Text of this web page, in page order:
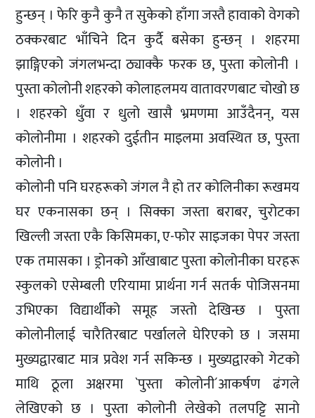
हुन्छन् । फेरि कुनै कुनै त सुकेको हाँगा जस्तै हावाको वेगको
ठक्करबाट भाँचिने दिन कुर्दै बसेका हुन्छन् । शहरमा
झाङ्गिएको जंगलभन्दा ठ्याक्कै फरक छ, पुस्ता कोलोनी ।
पुस्ता कोलोनी शहरको कोलाहलमय वातावरणबाट चोखो छ
। शहरको धुँवा र धुलो खासै भ्रमणमा आउँदैनन्, यस
कोलोनीमा । शहरको दुईतीन माइलमा अवस्थित छ, पुस्ता
कोलोनी ।
कोलोनी पनि घरहरूको जंगल नै हो तर कोलिनीका रूखमय
घर एकनासका छन् । सिक्का जस्ता बराबर, चुरोटका
खिल्ली जस्ता एकै किसिमका, ए-फोर साइजका पेपर जस्ता
एक तमासका । ड्रोनको आँखाबाट पुस्ता कोलोनीका घरहरू
स्कुलको एसेम्बली एरियामा प्रार्थना गर्न सतर्क पोजिसनमा
उभिएका विद्यार्थीको समूह जस्तो देखिन्छ । पुस्ता
कोलोनीलाई चारैतिरबाट पर्खालले घेरिएको छ । जसमा
मुख्यद्वारबाट मात्र प्रवेश गर्न सकिन्छ । मुख्यद्वारको गेटको
माथि ठूला अक्षरमा `पुस्ता कोलोनी´आकर्षण ढंगले
लेखिएको छ । पुस्ता कोलोनी लेखेको तलपट्टि सानो